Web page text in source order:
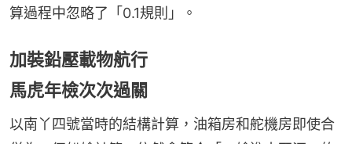
算過程中忽略了「0.1規則」。
加裝鉛壓載物航行
馬虎年檢次次過關
以南丫四號當時的結構計算，油箱房和舵機房即使合